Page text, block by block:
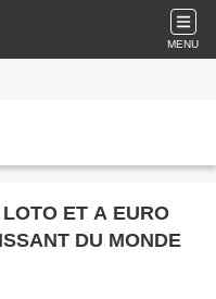
MENU
ET A EURO
DU MONDE